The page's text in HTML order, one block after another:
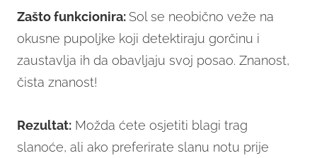
Zašto funkcionira: Sol se neobično veže na
okusne pupoljke koji detektiraju gorčinu i
zaustavlja ih da obavljaju svoj posao. Znanost,
čista znanost!
Rezultat: Možda ćete osjetiti blagi trag
slanoće, ali ako preferirate slanu notu prije